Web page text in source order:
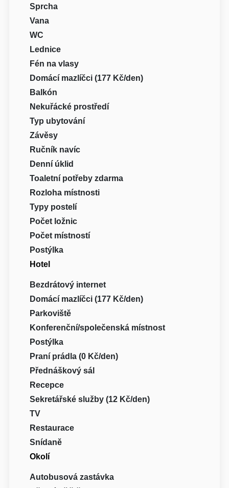
Sprcha
Vana
WC
Lednice
Fén na vlasy
Domácí mazlíčci (177 Kč/den)
Balkón
Nekuřácké prostředí
Typ ubytování
Závěsy
Ručník navíc
Denní úklid
Toaletní potřeby zdarma
Rozloha místnosti
Typy postelí
Počet ložnic
Počet místností
Postýlka
Hotel
Bezdrátový internet
Domácí mazlíčci (177 Kč/den)
Parkoviště
Konferenční/společenská místnost
Postýlka
Praní prádla (0 Kč/den)
Přednáškový sál
Recepce
Sekretářské služby (12 Kč/den)
TV
Restaurace
Snídaně
Okolí
Autobusová zastávka